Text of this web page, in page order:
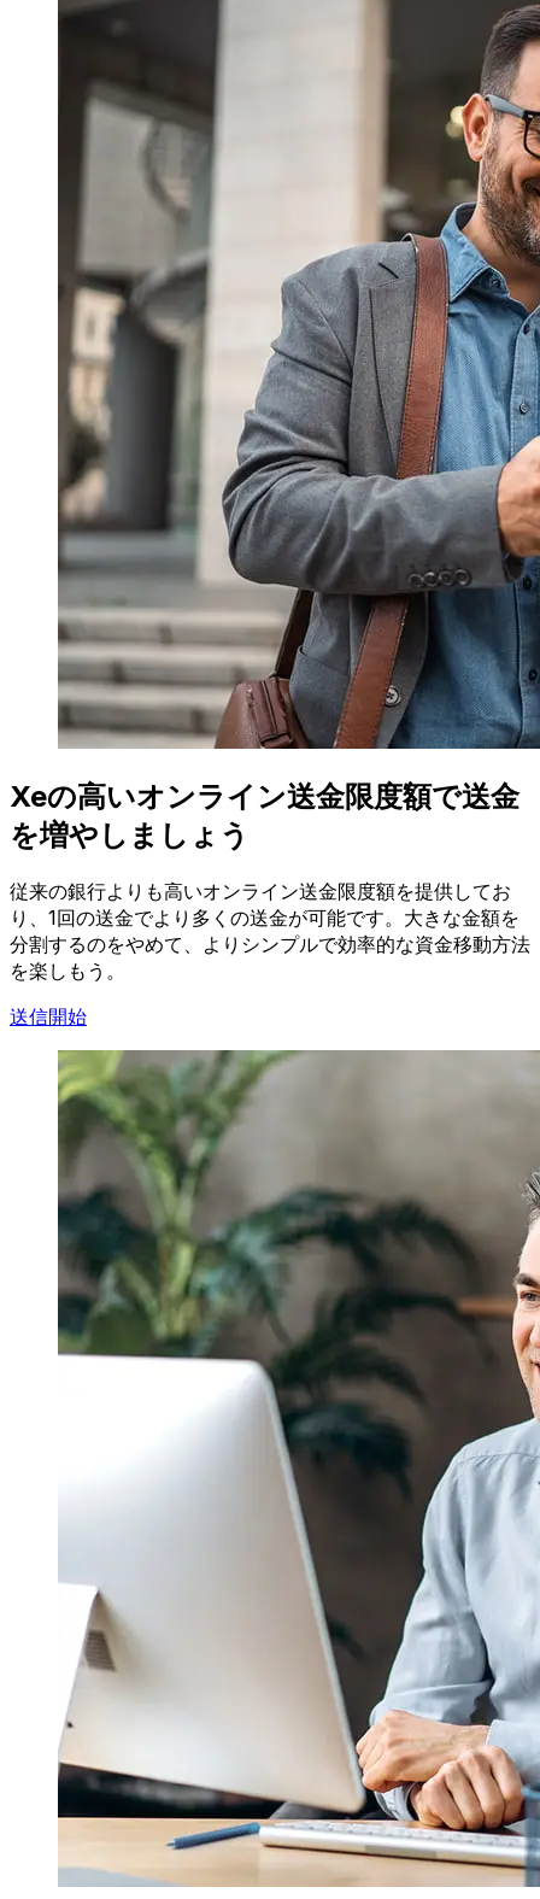
Xeの高いオンライン送金限度額で送金
を増やしましょう
従来の銀行よりも高いオンライン送金限度額を提供してお
り、1回の送金でより多くの送金が可能です。大きな金額を
分割するのをやめて、よりシンプルで効率的な資金移動方法
を楽しもう。
送信開始